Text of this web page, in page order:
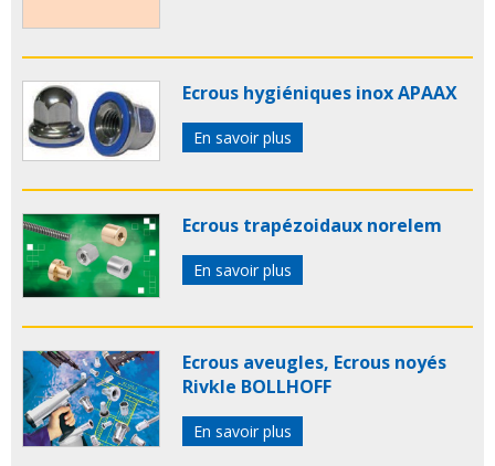
Ecrous hygiéniques inox APAAX
En savoir plus
Ecrous trapézoidaux norelem
En savoir plus
Ecrous aveugles, Ecrous noyés
Rivkle BOLLHOFF
En savoir plus